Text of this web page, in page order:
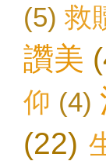
(5) 救
讚美
仰 (4)
(22)